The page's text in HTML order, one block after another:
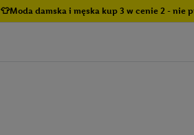
👕Moda damska i męska kup 3 w cenie 2 - nie